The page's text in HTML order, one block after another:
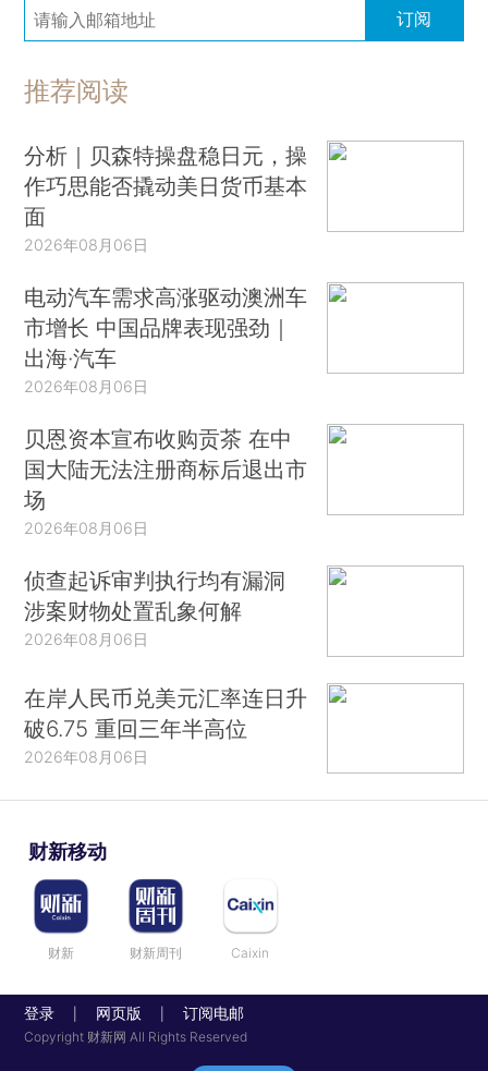
订阅
推荐阅读
分析｜贝森特操盘稳日元，操
作巧思能否撬动美日货币基本
面
2026年08月06日
电动汽车需求高涨驱动澳洲车
市增长 中国品牌表现强劲｜
出海·汽车
2026年08月06日
贝恩资本宣布收购贡茶 在中
国大陆无法注册商标后退出市
场
2026年08月06日
侦查起诉审判执行均有漏洞
涉案财物处置乱象何解
2026年08月06日
在岸人民币兑美元汇率连日升
破6.75 重回三年半高位
2026年08月06日
财新移动
财新 财新周刊 Caixin
登录 网页版 订阅电邮
Copyright 财新网 All Rights Reserved